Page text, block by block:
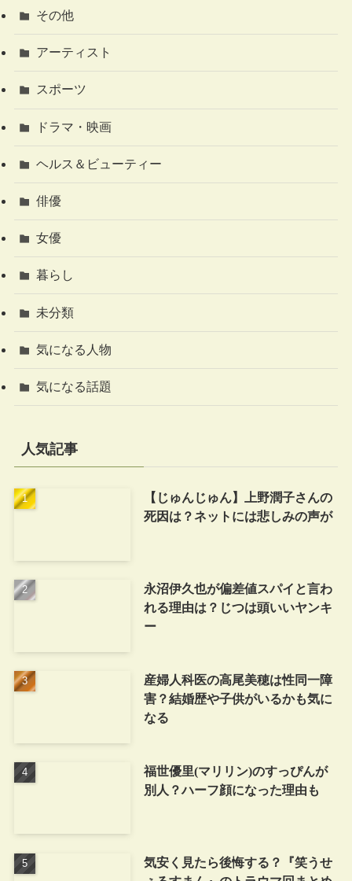
その他
アーティスト
スポーツ
ドラマ・映画
ヘルス＆ビューティー
俳優
女優
暮らし
未分類
気になる人物
気になる話題
人気記事
【じゅんじゅん】上野潤子さんの
死因は？ネットには悲しみの声が
永沼伊久也が偏差値スパイと言わ
れる理由は？じつは頭いいヤンキ
ー
産婦人科医の高尾美穂は性同一障
害？結婚歴や子供がいるかも気に
なる
福世優里(マリリン)のすっぴんが
別人？ハーフ顔になった理由も
気安く見たら後悔する？『笑うせ